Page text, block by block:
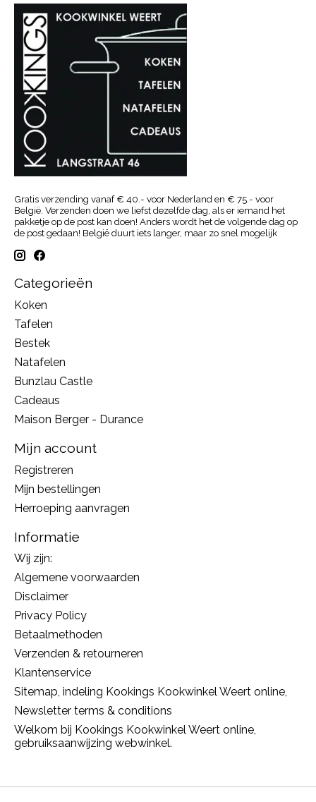
Gratis verzending vanaf € 40.- voor Nederland en € 75.- voor
België. Verzenden doen we liefst dezelfde dag, als er iemand het
pakketje op de post kan doen! Anders wordt het de volgende dag op
de post gedaan! België duurt iets langer, maar zo snel mogelijk
Categorieën
Koken
Tafelen
Bestek
Natafelen
Bunzlau Castle
Cadeaus
Maison Berger - Durance
Mijn account
Registreren
Mijn bestellingen
Herroeping aanvragen
Informatie
Wij zijn:
Algemene voorwaarden
Disclaimer
Privacy Policy
Betaalmethoden
Verzenden & retourneren
Klantenservice
Sitemap, indeling Kookings Kookwinkel Weert online,
Newsletter terms & conditions
Welkom bij Kookings Kookwinkel Weert online,
gebruiksaanwijzing webwinkel.